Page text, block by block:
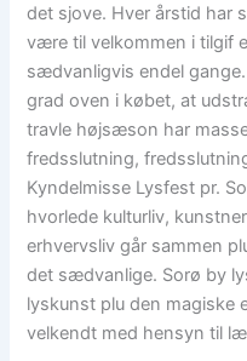
det sjove. Hver årstid har
være til velkommen i tilgif
sædvanligvis endel
grad oven i købet, at
travle højsæson har
fredsslutning,
Kyndelmisse Lysfest pr.
hvorlede kulturliv,
erhvervsliv går sammen
det sædvanlige. Sorø by
lyskunst plu den magiske
velkendt med hensyn til